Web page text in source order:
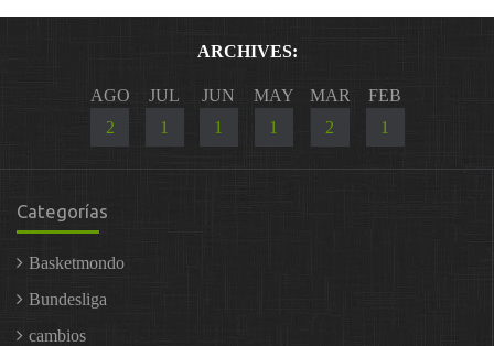
ARCHIVES:
AGO
2
JUL
1
JUN
1
MAY
1
MAR
2
FEB
1
Categorías
Basketmondo
Bundesliga
cambios